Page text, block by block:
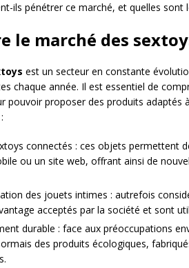
ils pénétrer ce marché, et quelles sont
le marché des
est un secteur en constante
chaque année. Il est essentiel de
pouvoir proposer des produits adaptés
connectés : ces objets permettent
ou un site web, offrant ainsi de
des jouets intimes : autrefois
acceptés par la société et sont
durable : face aux préoccupations
des produits écologiques,